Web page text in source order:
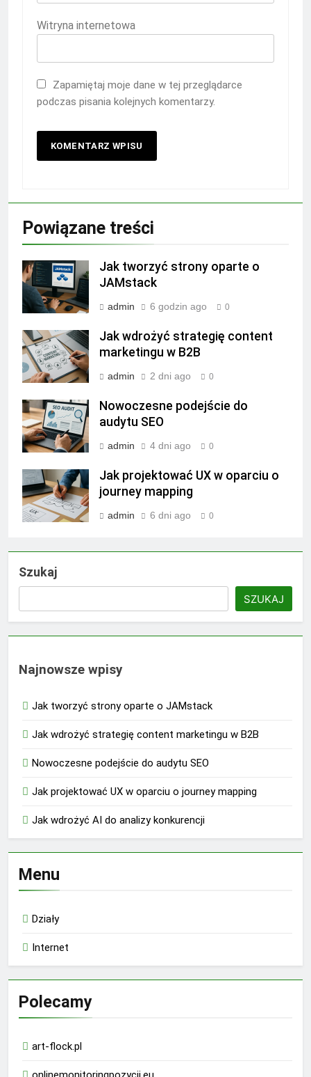
Witryna internetowa
Zapamiętaj moje dane w tej przeglądarce
podczas pisania kolejnych komentarzy.
Powiązane treści
Jak tworzyć strony oparte o
JAMstack
admin 6 godzin ago 0
Jak wdrożyć strategię content
marketingu w B2B
admin 2 dni ago 0
Nowoczesne podejście do
audytu SEO
admin 4 dni ago 0
Jak projektować UX w oparciu o
journey mapping
admin 6 dni ago 0
Szukaj
SZUKAJ
Najnowsze wpisy
Jak tworzyć strony oparte o JAMstack
Jak wdrożyć strategię content marketingu w B2B
Nowoczesne podejście do audytu SEO
Jak projektować UX w oparciu o journey mapping
Jak wdrożyć AI do analizy konkurencji
Menu
Działy
Internet
Polecamy
art-flock.pl